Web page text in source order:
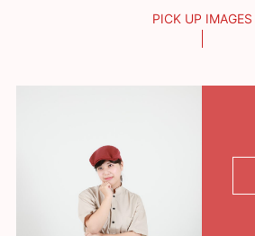
PICK UP IMAGES